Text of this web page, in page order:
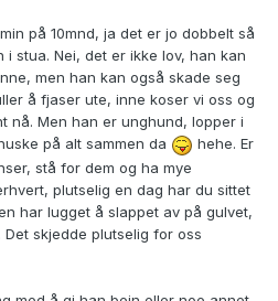
på 10mnd, ja det er jo dobbelt så
stua. Nei, det er ikke lov, han kan
men han kan også skade seg
å fjaser ute, inne koser vi oss og
nå. Men han er unghund, lopper i
på alt sammen da
hehe. Er
stå for dem og ha mye
plutselig en dag har du sittet
har lugget å slappet av på gulvet,
skjedde plutselig for oss